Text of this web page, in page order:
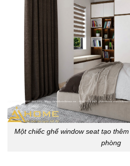
Một chiếc ghế window seat tạo
phòng